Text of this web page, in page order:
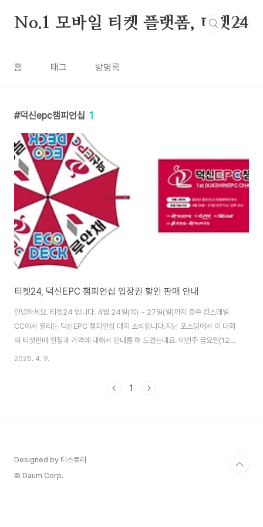
No.1 모바일 티켓 플랫폼, 티켓24
홈 태그 방명록
덕신epc챔피언십 1
티켓24, 덕신EPC 챔피언십 입장권 할인 판매 안내
안녕하세요. 티켓24 입니다. 4월 24일(목) ~ 27일(일)까지 충주 킹스데일
CC에서 열리는 덕신EPC 챔피언십 대회 소식입니다.지난 포스팅에서 이 대회
의 티켓판매 일정과 가격에 대해서 안내를 해 드렸는데요. 이번주 금요일(12
일) 까지 이번 대회 입장권을 20% 할인판매하기로 하여 긴급으로 글을 올립니
장권을 구매하신 분들께는 대회장 입장할 때 기념품으로 우산과 스크래치 복권
2025. 4. 9.
1
Designed by 티스토리
© Daum Corp.